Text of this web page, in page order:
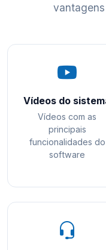
Vídeos do
Vídeos com as
principais
funcionalidades do
software